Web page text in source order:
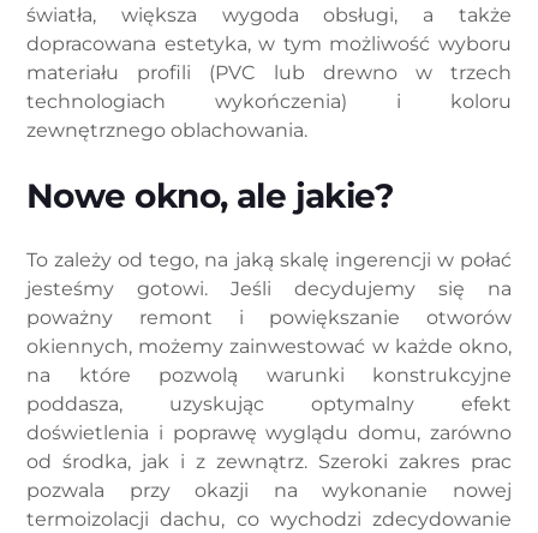
światła, większa wygoda obsługi, a także
dopracowana estetyka, w tym możliwość wyboru
materiału profili (PVC lub drewno w trzech
technologiach wykończenia) i koloru
zewnętrznego oblachowania.
Nowe okno, ale jakie?
To zależy od tego, na jaką skalę ingerencji w połać
jesteśmy gotowi. Jeśli decydujemy się na
poważny remont i powiększanie otworów
okiennych, możemy zainwestować w każde okno,
na które pozwolą warunki konstrukcyjne
poddasza, uzyskując optymalny efekt
doświetlenia i poprawę wyglądu domu, zarówno
od środka, jak i z zewnątrz. Szeroki zakres prac
pozwala przy okazji na wykonanie nowej
termoizolacji dachu, co wychodzi zdecydowanie